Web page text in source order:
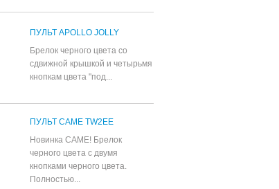
ПУЛЬТ APOLLO JOLLY
Брелок черного цвета со
сдвижной крышкой и четырьмя
кнопкам цвета "под...
ПУЛЬТ CAME TW2EE
Новинка CAME! Брелок
черного цвета с двумя
кнопками черного цвета.
Полностью...